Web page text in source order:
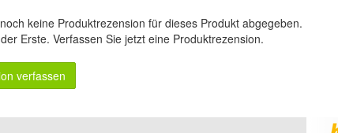
keine Produktrezension für dieses Produkt abgegeben.
Erste. Verfassen Sie jetzt eine Produktrezension.
verfassen